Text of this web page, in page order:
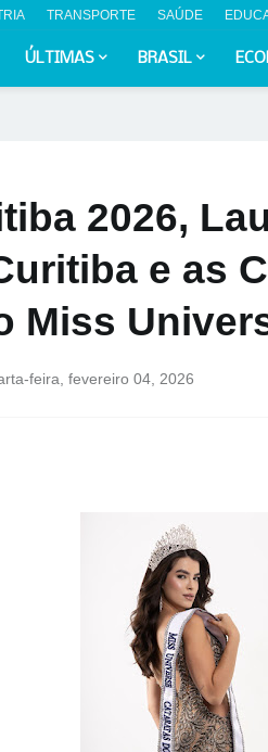
TRANSPORTE SAÚDE
ÚLTIMAS BRASIL
2026,
e as
Miss
feira, fevereiro 04, 2026